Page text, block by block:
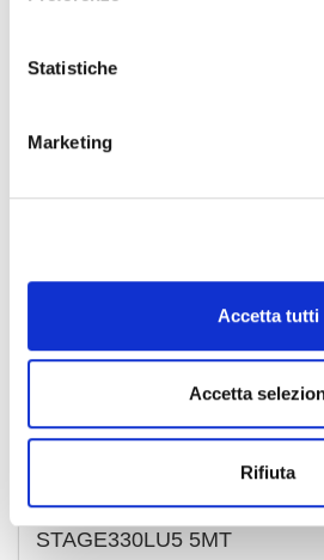
Statistiche
Marketing
Accetta tutti
Accetta
Rifiuta
STAGE330LU5 5MT